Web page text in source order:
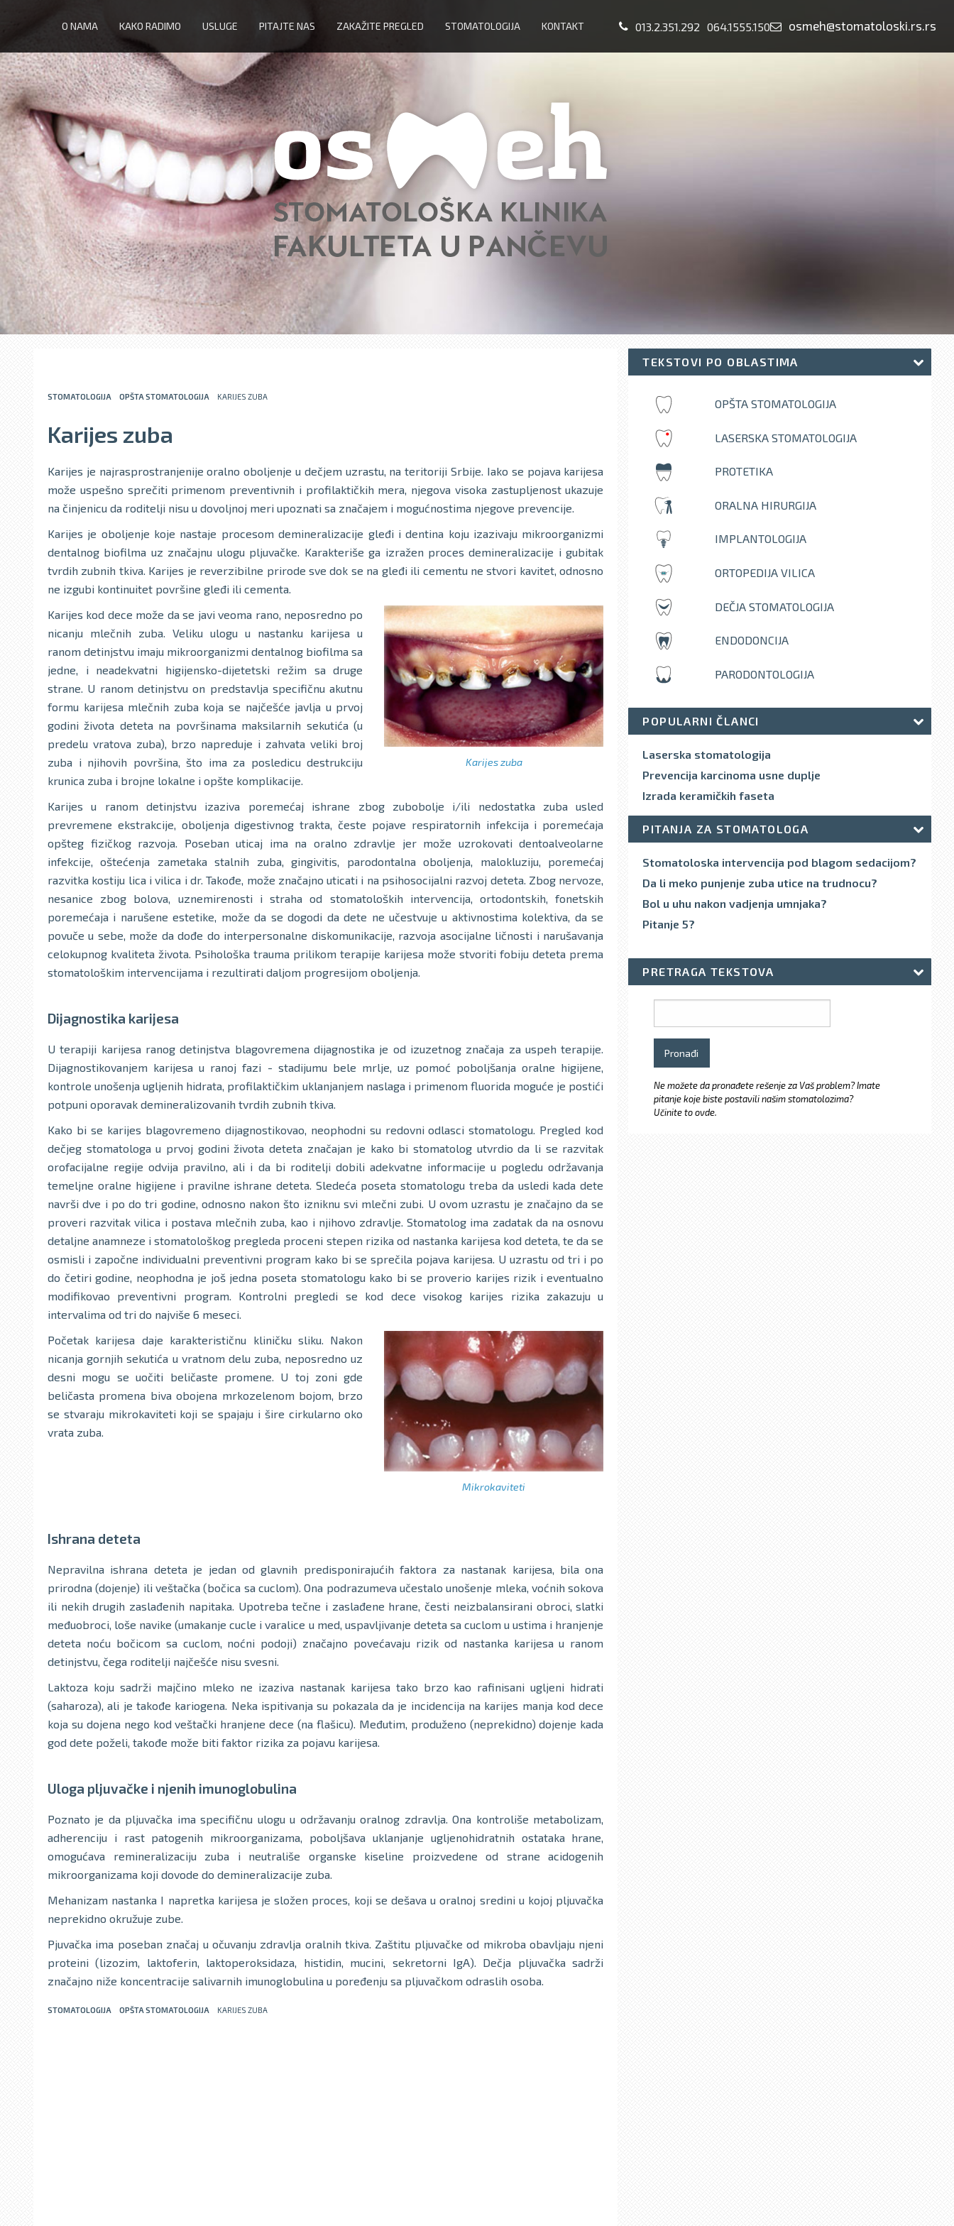
O NAMA KAKO RADIMO USLUGE PITAJTE NAS ZAKAŽITE PREGLED STOMATOLOGIJA KONTAKT 013.2.351.292 064.1555.150 osmeh@stomatoloski.rs.rs
STOMATOLOGIJA OPŠTA STOMATOLOGIJA KARIJES ZUBA
Karijes zuba
Karijes je najrasprostranjenije oralno oboljenje u dečjem uzrastu, na teritoriji Srbije. Iako se pojava karijesa
može uspešno sprečiti primenom preventivnih i profilaktičkih mera, njegova visoka zastupljenost ukazuje
na činjenicu da roditelji nisu u dovoljnoj meri upoznati sa značajem i mogućnostima njegove prevencije.
Karijes je oboljenje koje nastaje procesom demineralizacije gleđi i dentina koju izazivaju mikroorganizmi
dentalnog biofilma uz značajnu ulogu pljuvačke. Karakteriše ga izražen proces demineralizacije i gubitak
tvrdih zubnih tkiva. Karijes je reverzibilne prirode sve dok se na gleđi ili cementu ne stvori kavitet, odnosno
ne izgubi kontinuitet površine gleđi ili cementa.
Karijes kod dece može da se javi veoma rano, neposredno po
nicanju mlečnih zuba. Veliku ulogu u nastanku karijesa u
ranom detinjstvu imaju mikroorganizmi dentalnog biofilma sa
jedne, i neadekvatni higijensko-dijetetski režim sa druge
strane. U ranom detinjstvu on predstavlja specifičnu akutnu
formu karijesa mlečnih zuba koja se najčešće javlja u prvoj
godini života deteta na površinama maksilarnih sekutića (u
predelu vratova zuba), brzo napreduje i zahvata veliki broj
zuba i njihovih površina, što ima za posledicu destrukciju
krunica zuba i brojne lokalne i opšte komplikacije.
Karijes zuba
Karijes u ranom detinjstvu izaziva poremećaj ishrane zbog zubobolje i/ili nedostatka zuba usled
prevremene ekstrakcije, oboljenja digestivnog trakta, česte pojave respiratornih infekcija i poremećaja
opšteg fizičkog razvoja. Poseban uticaj ima na oralno zdravlje jer može uzrokovati dentoalveolarne
infekcije, oštećenja zametaka stalnih zuba, gingivitis, parodontalna oboljenja, malokluziju, poremećaj
razvitka kostiju lica i vilica i dr. Takođe, može značajno uticati i na psihosocijalni razvoj deteta. Zbog nervoze,
nesanice zbog bolova, uznemirenosti i straha od stomatoloških intervencija, ortodontskih, fonetskih
poremećaja i narušene estetike, može da se dogodi da dete ne učestvuje u aktivnostima kolektiva, da se
povuče u sebe, može da dođe do interpersonalne diskomunikacije, razvoja asocijalne ličnosti i narušavanja
celokupnog kvaliteta života. Psihološka trauma prilikom terapije karijesa može stvoriti fobiju deteta prema
stomatološkim intervencijama i rezultirati daljom progresijom oboljenja.
Dijagnostika karijesa
U terapiji karijesa ranog detinjstva blagovremena dijagnostika je od izuzetnog značaja za uspeh terapije.
Dijagnostikovanjem karijesa u ranoj fazi - stadijumu bele mrlje, uz pomoć poboljšanja oralne higijene,
kontrole unošenja ugljenih hidrata, profilaktičkim uklanjanjem naslaga i primenom fluorida moguće je postići
potpuni oporavak demineralizovanih tvrdih zubnih tkiva.
Kako bi se karijes blagovremeno dijagnostikovao, neophodni su redovni odlasci stomatologu. Pregled kod
dečjeg stomatologa u prvoj godini života deteta značajan je kako bi stomatolog utvrdio da li se razvitak
orofacijalne regije odvija pravilno, ali i da bi roditelji dobili adekvatne informacije u pogledu održavanja
temeljne oralne higijene i pravilne ishrane deteta. Sledeća poseta stomatologu treba da usledi kada dete
navrši dve i po do tri godine, odnosno nakon što izniknu svi mlečni zubi. U ovom uzrastu je značajno da se
proveri razvitak vilica i postava mlečnih zuba, kao i njihovo zdravlje. Stomatolog ima zadatak da na osnovu
detaljne anamneze i stomatološkog pregleda proceni stepen rizika od nastanka karijesa kod deteta, te da se
osmisli i započne individualni preventivni program kako bi se sprečila pojava karijesa. U uzrastu od tri i po
do četiri godine, neophodna je još jedna poseta stomatologu kako bi se proverio karijes rizik i eventualno
modifikovao preventivni program. Kontrolni pregledi se kod dece visokog karijes rizika zakazuju u
intervalima od tri do najviše 6 meseci.
Početak karijesa daje karakterističnu kliničku sliku. Nakon
nicanja gornjih sekutića u vratnom delu zuba, neposredno uz
desni mogu se uočiti beličaste promene. U toj zoni gde
beličasta promena biva obojena mrkozelenom bojom, brzo
se stvaraju mikrokaviteti koji se spajaju i šire cirkularno oko
vrata zuba.
Mikrokaviteti
Ishrana deteta
Nepravilna ishrana deteta je jedan od glavnih predisponirajućih faktora za nastanak karijesa, bila ona
prirodna (dojenje) ili veštačka (bočica sa cuclom). Ona podrazumeva učestalo unošenje mleka, voćnih sokova
ili nekih drugih zaslađenih napitaka. Upotreba tečne i zaslađene hrane, česti neizbalansirani obroci, slatki
međuobroci, loše navike (umakanje cucle i varalice u med, uspavljivanje deteta sa cuclom u ustima i hranjenje
deteta noću bočicom sa cuclom, noćni podoji) značajno povećavaju rizik od nastanka karijesa u ranom
detinjstvu, čega roditelji najčešće nisu svesni.
Laktoza koju sadrži majčino mleko ne izaziva nastanak karijesa tako brzo kao rafinisani ugljeni hidrati
(saharoza), ali je takođe kariogena. Neka ispitivanja su pokazala da je incidencija na karijes manja kod dece
koja su dojena nego kod veštački hranjene dece (na flašicu). Međutim, produženo (neprekidno) dojenje kada
god dete poželi, takođe može biti faktor rizika za pojavu karijesa.
Uloga pljuvačke i njenih imunoglobulina
Poznato je da pljuvačka ima specifičnu ulogu u održavanju oralnog zdravlja. Ona kontroliše metabolizam,
adherenciju i rast patogenih mikroorganizama, poboljšava uklanjanje ugljenohidratnih ostataka hrane,
omogućava remineralizaciju zuba i neutrališe organske kiseline proizvedene od strane acidogenih
mikroorganizama koji dovode do demineralizacije zuba.
Mehanizam nastanka I napretka karijesa je složen proces, koji se dešava u oralnoj sredini u kojoj pljuvačka
neprekidno okružuje zube.
Pjuvačka ima poseban značaj u očuvanju zdravlja oralnih tkiva. Zaštitu pljuvačke od mikroba obavljaju njeni
proteini (lizozim, laktoferin, laktoperoksidaza, histidin, mucini, sekretorni IgA). Dečja pljuvačka sadrži
značajno niže koncentracije salivarnih imunoglobulina u poređenju sa pljuvačkom odraslih osoba.
STOMATOLOGIJA OPŠTA STOMATOLOGIJA KARIJES ZUBA
TEKSTOVI PO OBLASTIMA
OPŠTA STOMATOLOGIJA
LASERSKA STOMATOLOGIJA
PROTETIKA
ORALNA HIRURGIJA
IMPLANTOLOGIJA
ORTOPEDIJA VILICA
DEČJA STOMATOLOGIJA
ENDODONCIJA
PARODONTOLOGIJA
POPULARNI ČLANCI
Laserska stomatologija
Prevencija karcinoma usne duplje
Izrada keramičkih faseta
PITANJA ZA STOMATOLOGA
Stomatoloska intervencija pod blagom sedacijom?
Da li meko punjenje zuba utice na trudnocu?
Bol u uhu nakon vadjenja umnjaka?
Pitanje 5?
PRETRAGA TEKSTOVA
Ne možete da pronađete rešenje za Vaš problem? Imate
pitanje koje biste postavili našim stomatolozima?
Učinite to ovde.